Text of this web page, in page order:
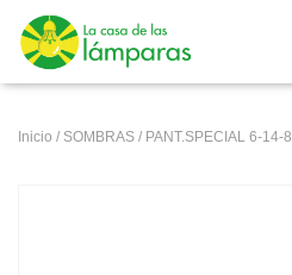
Inicio / SOMBRAS / PANT.SPECIAL 6-14-8